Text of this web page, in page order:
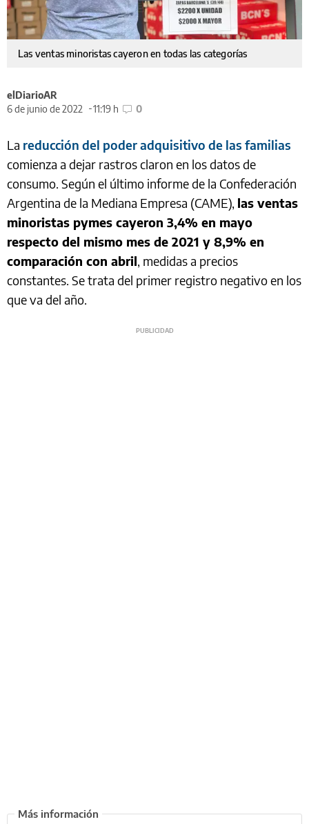
Las ventas minoristas cayeron en todas las categorías
elDiarioAR
6 de junio de 2022
11:19 h 0
La reducción del poder adquisitivo de las familias
comienza a dejar rastros claron en los datos de
consumo. Según el último informe de la Confederación
Argentina de la Mediana Empresa (CAME), las ventas
minoristas pymes cayeron 3,4% en mayo
respecto del mismo mes de 2021 y 8,9% en
comparación con abril, medidas a precios
constantes. Se trata del primer registro negativo en los
que va del año.